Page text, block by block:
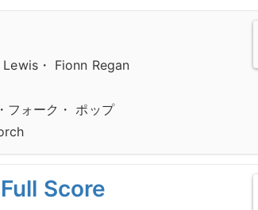
・ Fionn Regan
フォーク・ ポップ
Score